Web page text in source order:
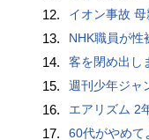
12. イオン事故
13. NHK職員が性
14. 客を閉め出し
15. 週刊少年ジャ
16. エアリズム 2
17. 60代がやめて